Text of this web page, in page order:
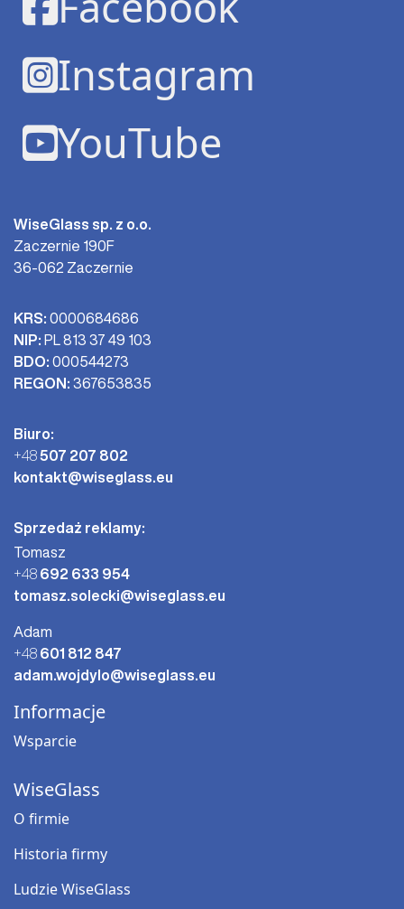
Instagram
YouTube
WiseGlass sp. z o.o.
Zaczernie 190F
36-062 Zaczernie
KRS: 0000684686
NIP: PL 813 37 49 103
BDO: 000544273
REGON: 367653835
Biuro:
+48507 207 802
kontakt@wiseglass.eu
Sprzedaż reklamy:
Tomasz
+48 692 633 954
tomasz.solecki@wiseglass.eu
Adam
+48 601 812 847
adam.wojdylo@wiseglass.eu
Informacje
Wsparcie
WiseGlass
O firmie
Historia firmy
Ludzie WiseGlass